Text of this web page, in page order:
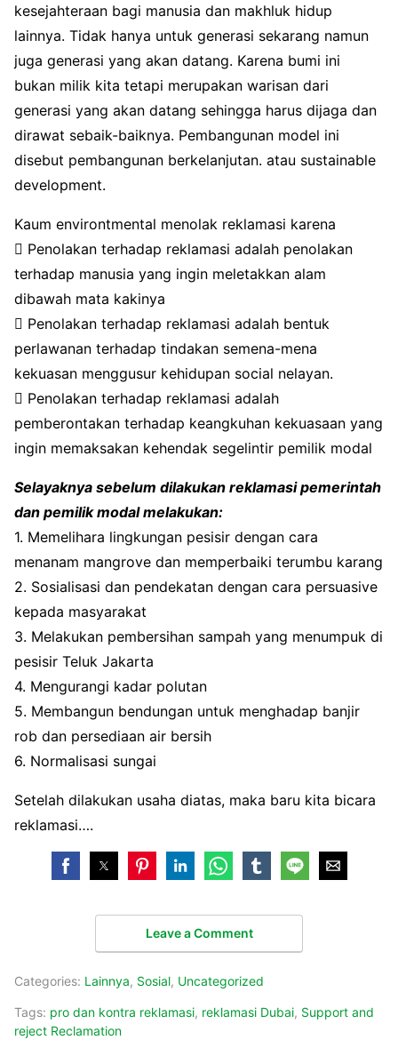
kesejahteraan bagi manusia dan makhluk hidup
lainnya. Tidak hanya untuk generasi sekarang namun
juga generasi yang akan datang. Karena bumi ini
bukan milik kita tetapi merupakan warisan dari
generasi yang akan datang sehingga harus dijaga dan
dirawat sebaik-baiknya. Pembangunan model ini
disebut pembangunan berkelanjutan. atau sustainable
development.
Kaum environtmental menolak reklamasi karena
 Penolakan terhadap reklamasi adalah penolakan
terhadap manusia yang ingin meletakkan alam
dibawah mata kakinya
 Penolakan terhadap reklamasi adalah bentuk
perlawanan terhadap tindakan semena-mena
kekuasan menggusur kehidupan social nelayan.
 Penolakan terhadap reklamasi adalah
pemberontakan terhadap keangkuhan kekuasaan yang
ingin memaksakan kehendak segelintir pemilik modal
Selayaknya sebelum dilakukan reklamasi pemerintah
dan pemilik modal melakukan:
1. Memelihara lingkungan pesisir dengan cara
menanam mangrove dan memperbaiki terumbu karang
2. Sosialisasi dan pendekatan dengan cara persuasive
kepada masyarakat
3. Melakukan pembersihan sampah yang menumpuk di
pesisir Teluk Jakarta
4. Mengurangi kadar polutan
5. Membangun bendungan untuk menghadap banjir
rob dan persediaan air bersih
6. Normalisasi sungai
Setelah dilakukan usaha diatas, maka baru kita bicara
reklamasi….
Leave a Comment
Categories: Lainnya, Sosial, Uncategorized
Tags: pro dan kontra reklamasi, reklamasi Dubai, Support and
reject Reclamation